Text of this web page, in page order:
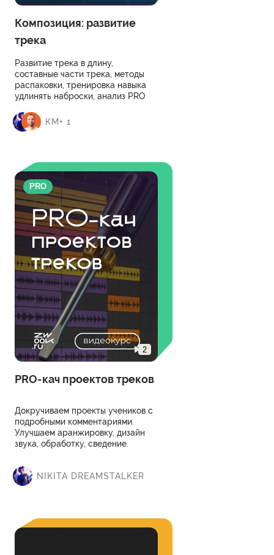
Композиция: развитие
трека
Развитие трека в длину,
составные части трека, методы
распаковки, тренировка навыка
удлинять наброски, анализ PRO
композиции и строить свою.
КМ+ 1
PRO
2
PRO-кач проектов треков
Докручиваем проекты учеников с
подробными комментариями.
Улучшаем аранжировку, дизайн
звука, обработку, сведение.
NIKITA DREAMSTALKER